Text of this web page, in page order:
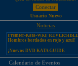
Usuario Nuevo
Noticias
y asociaciones
¡Nuevos catálogos de Kamikaze!
¡Nuevo karategui Kamikaze
Hombros bordados en rojo y azul!
MOVIE FOR ALL JAPAN
KARATEDO SHOTOKAN TOKUI
KATA VOL. 1 + 2!
Calendario de Eventos